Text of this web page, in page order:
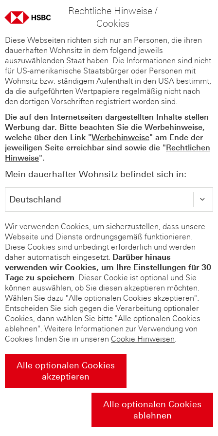
Rechtliche Hinweise /
Cookies
Diese Webseiten richten sich nur an Personen, die ihren
dauerhaften Wohnsitz in dem folgend jeweils
auszuwählenden Staat haben. Die Informationen sind nicht
für US-amerikanische Staatsbürger oder Personen mit
Wohnsitz bzw. ständigem Aufenthalt in den USA bestimmt,
da die aufgeführten Wertpapiere regelmäßig nicht nach
den dortigen Vorschriften registriert worden sind.
Die auf den Internetseiten dargestellten Inhalte stellen
Werbung dar. Bitte beachten Sie die Werbehinweise,
welche über den Link "Werbehinweise" am Ende der
jeweiligen Seite erreichbar sind sowie die "Rechtlichen
Hinweise".
Mein dauerhafter Wohnsitz befindet sich in:
Wir verwenden Cookies, um sicherzustellen, dass unsere
Webseite und Dienste ordnungsgemäß funktionieren.
Diese Cookies sind unbedingt erforderlich und werden
daher automatisch eingesetzt. Darüber hinaus
verwenden wir Cookies, um Ihre Einstellungen für 30
Tage zu speichern. Dieser Cookie ist optional und Sie
können auswählen, ob Sie diesen akzeptieren möchten.
Wählen Sie dazu "Alle optionalen Cookies akzeptieren".
Entscheiden Sie sich gegen die Verarbeitung optionaler
Cookies, dann wählen Sie bitte "Alle optionalen Cookies
ablehnen". Weitere Informationen zur Verwendung von
Cookies finden Sie in unseren Cookie Hinweisen.
Alle optionalen Cookies
akzeptieren
Alle optionalen Cookies
ablehnen